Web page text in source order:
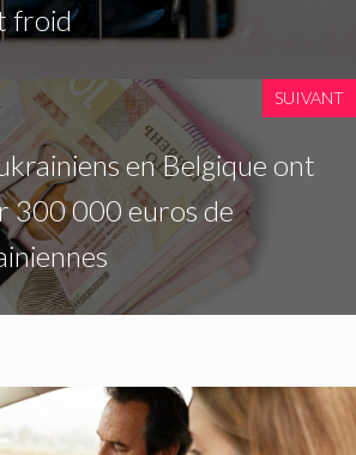
froid
SUIVANT
en Belgique ont
300 000 euros de